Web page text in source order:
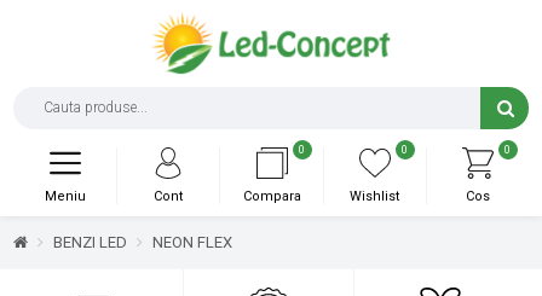
0
Cos
0
Wishlist
0
Compara
Cont
Meniu
BENZI LED NEON FLEX